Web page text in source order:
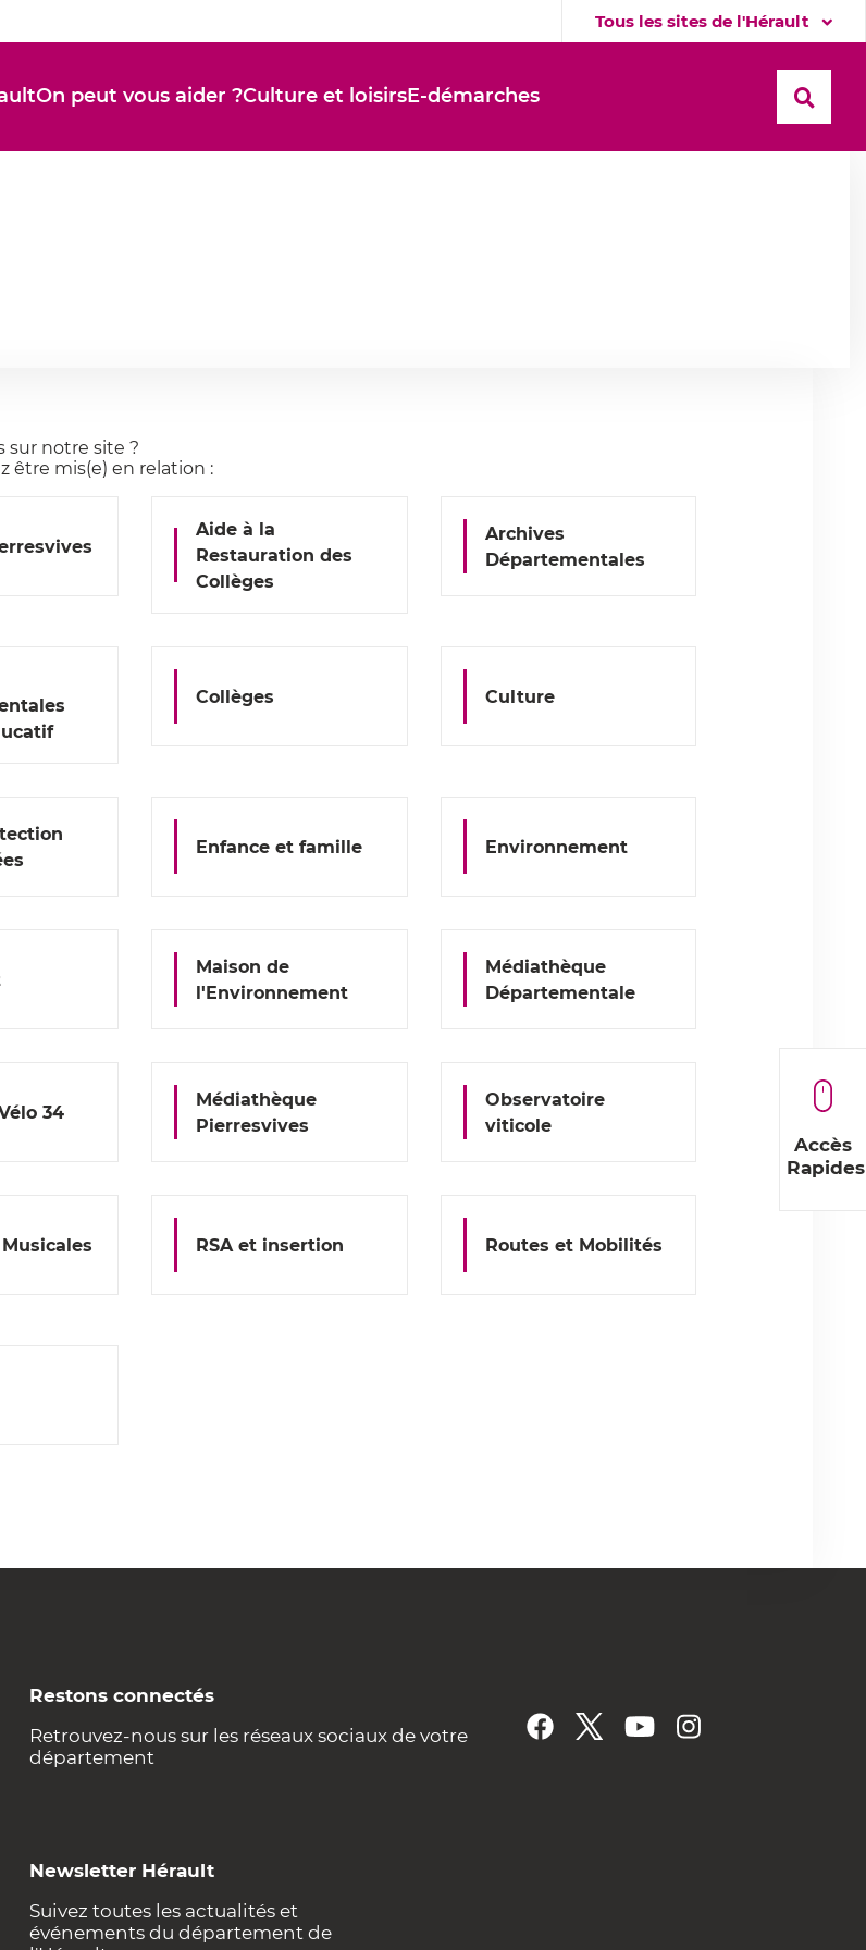
Tous les sites de l'Hérault
On peut vous aider ?Culture et loisirsE-démarches
Accès
Rapides
sur notre site ?
être mis(e) en relation :
Aide à la
Restauration des
Collèges
Archives
Départementales
Collèges Culture
Enfance et famille Environnement
Maison de
l'Environnement
Médiathèque
Départementale
34
Médiathèque
Pierresvives
Observatoire
viticole
RSA et insertion Routes et Mobilités
Restons connectés
Retrouvez-nous sur les réseaux sociaux de votre
département
Newsletter Hérault
Suivez toutes les actualités et
événements du département de